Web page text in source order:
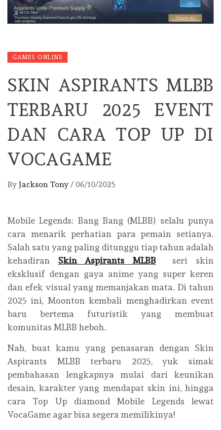
GAMES ONLINE
SKIN ASPIRANTS MLBB
TERBARU 2025 EVENT
DAN CARA TOP UP DI
VOCAGAME
By Jackson Tony / 06/10/2025
Mobile Legends: Bang Bang (MLBB) selalu punya
cara menarik perhatian para pemain setianya.
Salah satu yang paling ditunggu tiap tahun adalah
kehadiran Skin Aspirants MLBB seri skin
eksklusif dengan gaya anime yang super keren
dan efek visual yang memanjakan mata. Di tahun
2025 ini, Moonton kembali menghadirkan event
baru bertema futuristik yang membuat
komunitas MLBB heboh.
Nah, buat kamu yang penasaran dengan Skin
Aspirants MLBB terbaru 2025, yuk simak
pembahasan lengkapnya mulai dari keunikan
desain, karakter yang mendapat skin ini, hingga
cara Top Up diamond Mobile Legends lewat
VocaGame agar bisa segera memilikinya!